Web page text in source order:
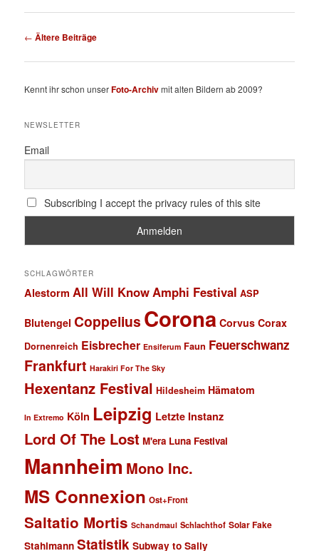
Beitragsnavigation
← Ältere Beiträge
Kennt ihr schon unserFoto-Archivmit alten Bildern ab 2009?
NEWSLETTER
Email
Subscribing I accept the privacy rules of this site
SCHLAGWÖRTER
Alestorm All Will KnowAmphi Festival ASP
Blutengel Coppelius Corona Corvus Corax
Dornenreich Eisbrecher Ensiferum Faun Feuerschwanz
Frankfurt Harakiri For The Sky
Hexentanz Festival Hildesheim Hämatom
In Extremo Köln Leipzig Letzte Instanz
Lord Of The Lost M'era Luna Festival
Mannheim Mono Inc.
MS Connexion Ost+Front
Saltatio Mortis Schandmaul Schlachthof Solar Fake
Stahlmann Statistik Subway to Sally